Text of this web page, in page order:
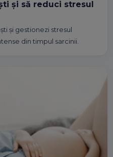
și să reduci stresul
și gestionezi stresul
din timpul sarcinii.